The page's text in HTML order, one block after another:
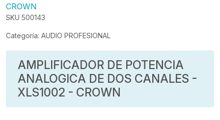
CROWN
SKU 500143
Categoría: AUDIO PROFESIONAL
AMPLIFICADOR DE POTENCIA
ANALOGICA DE DOS CANALES -
XLS1002 - CROWN